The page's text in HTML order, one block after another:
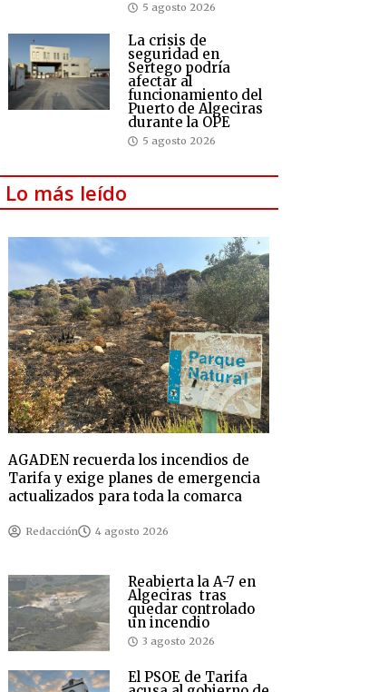
5 agosto 2026
La crisis de
seguridad en
Sertego podría
afectar al
funcionamiento del
Puerto de Algeciras
durante la OPE
5 agosto 2026
Lo más leído
AGADEN recuerda los incendios de
Tarifa y exige planes de emergencia
actualizados para toda la comarca
Redacción 4 agosto 2026
Reabierta la A-7 en
Algeciras tras
quedar controlado
un incendio
3 agosto 2026
El PSOE de Tarifa